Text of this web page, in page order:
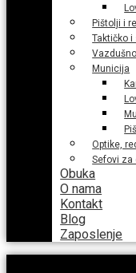
Pištolji i
Taktičko
Municija
Optike,
Sefovi za
Obuka
O nama
Kontakt
Blog
Zaposlenje